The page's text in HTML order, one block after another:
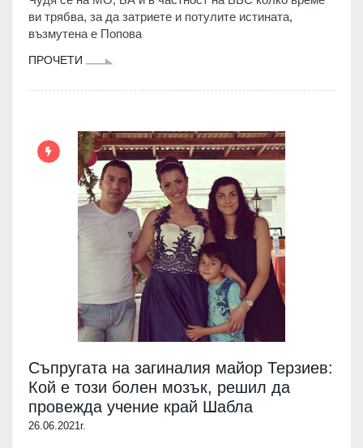
ви трябва, за да затриете и потулите истината,
възмутена е Попова
ПРОЧЕТИ
Съпругата на загиналия майор Терзиев:
Кой е този болен мозък, решил да
провежда учение край Шабла
26.06.2021г.